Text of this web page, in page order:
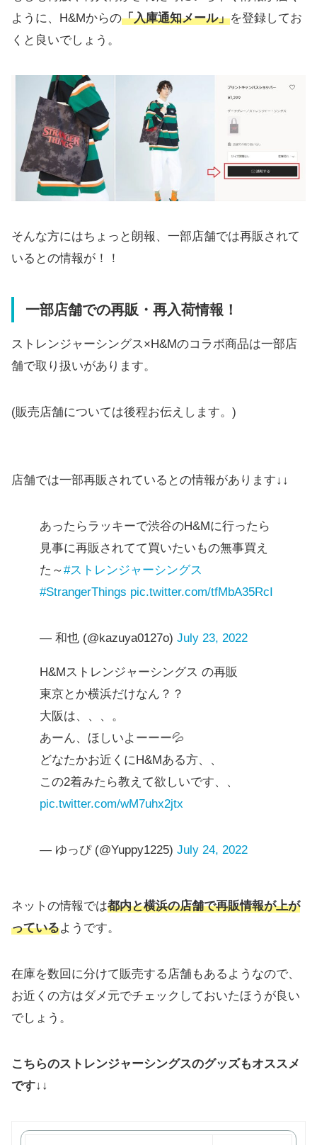
ように、H&Mからの「入庫通知メール」を登録してお
くと良いでしょう。
そんな方にはちょっと朗報、一部店舗では再販されて
いるとの情報が！！
一部店舗での再販・再入荷情報！
ストレンジャーシングス×H&Mのコラボ商品は一部店
舗で取り扱いがあります。
(販売店舗については後程お伝えします。)
店舗では一部再販されているとの情報があります↓↓
あったらラッキーで渋谷のH&Mに行ったら
見事に再販されてて買いたいもの無事買え
た～#ストレンジャーシングス
#StrangerThings pic.twitter.com/tfMbA35RcI
— 和也 (@kazuya0127o) July 23, 2022
H&Mストレンジャーシングス の再販
東京とか横浜だけなん？？
大阪は、、、。
あーん、ほしいよーーー💦
どなたかお近くにH&Mある方、、
この2着みたら教えて欲しいです、、
pic.twitter.com/wM7uhx2jtx
— ゆっぴ (@Yuppy1225) July 24, 2022
ネットの情報では都内と横浜の店舗で再販情報が上が
っているようです。
在庫を数回に分けて販売する店舗もあるようなので、
お近くの方はダメ元でチェックしておいたほうが良い
でしょう。
こちらのストレンジャーシングスのグッズもオススメ
です↓↓